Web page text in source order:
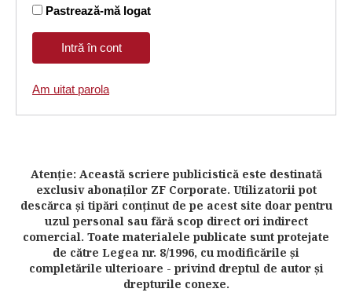
Pastrează-mă logat
Am uitat parola
Atenţie: Această scriere publicistică este destinată
exclusiv abonaţilor ZF Corporate. Utilizatorii pot
descărca şi tipări conţinut de pe acest site doar pentru
uzul personal sau fără scop direct ori indirect
comercial. Toate materialele publicate sunt protejate
de către Legea nr. 8/1996, cu modificările şi
completările ulterioare - privind dreptul de autor şi
drepturile conexe.